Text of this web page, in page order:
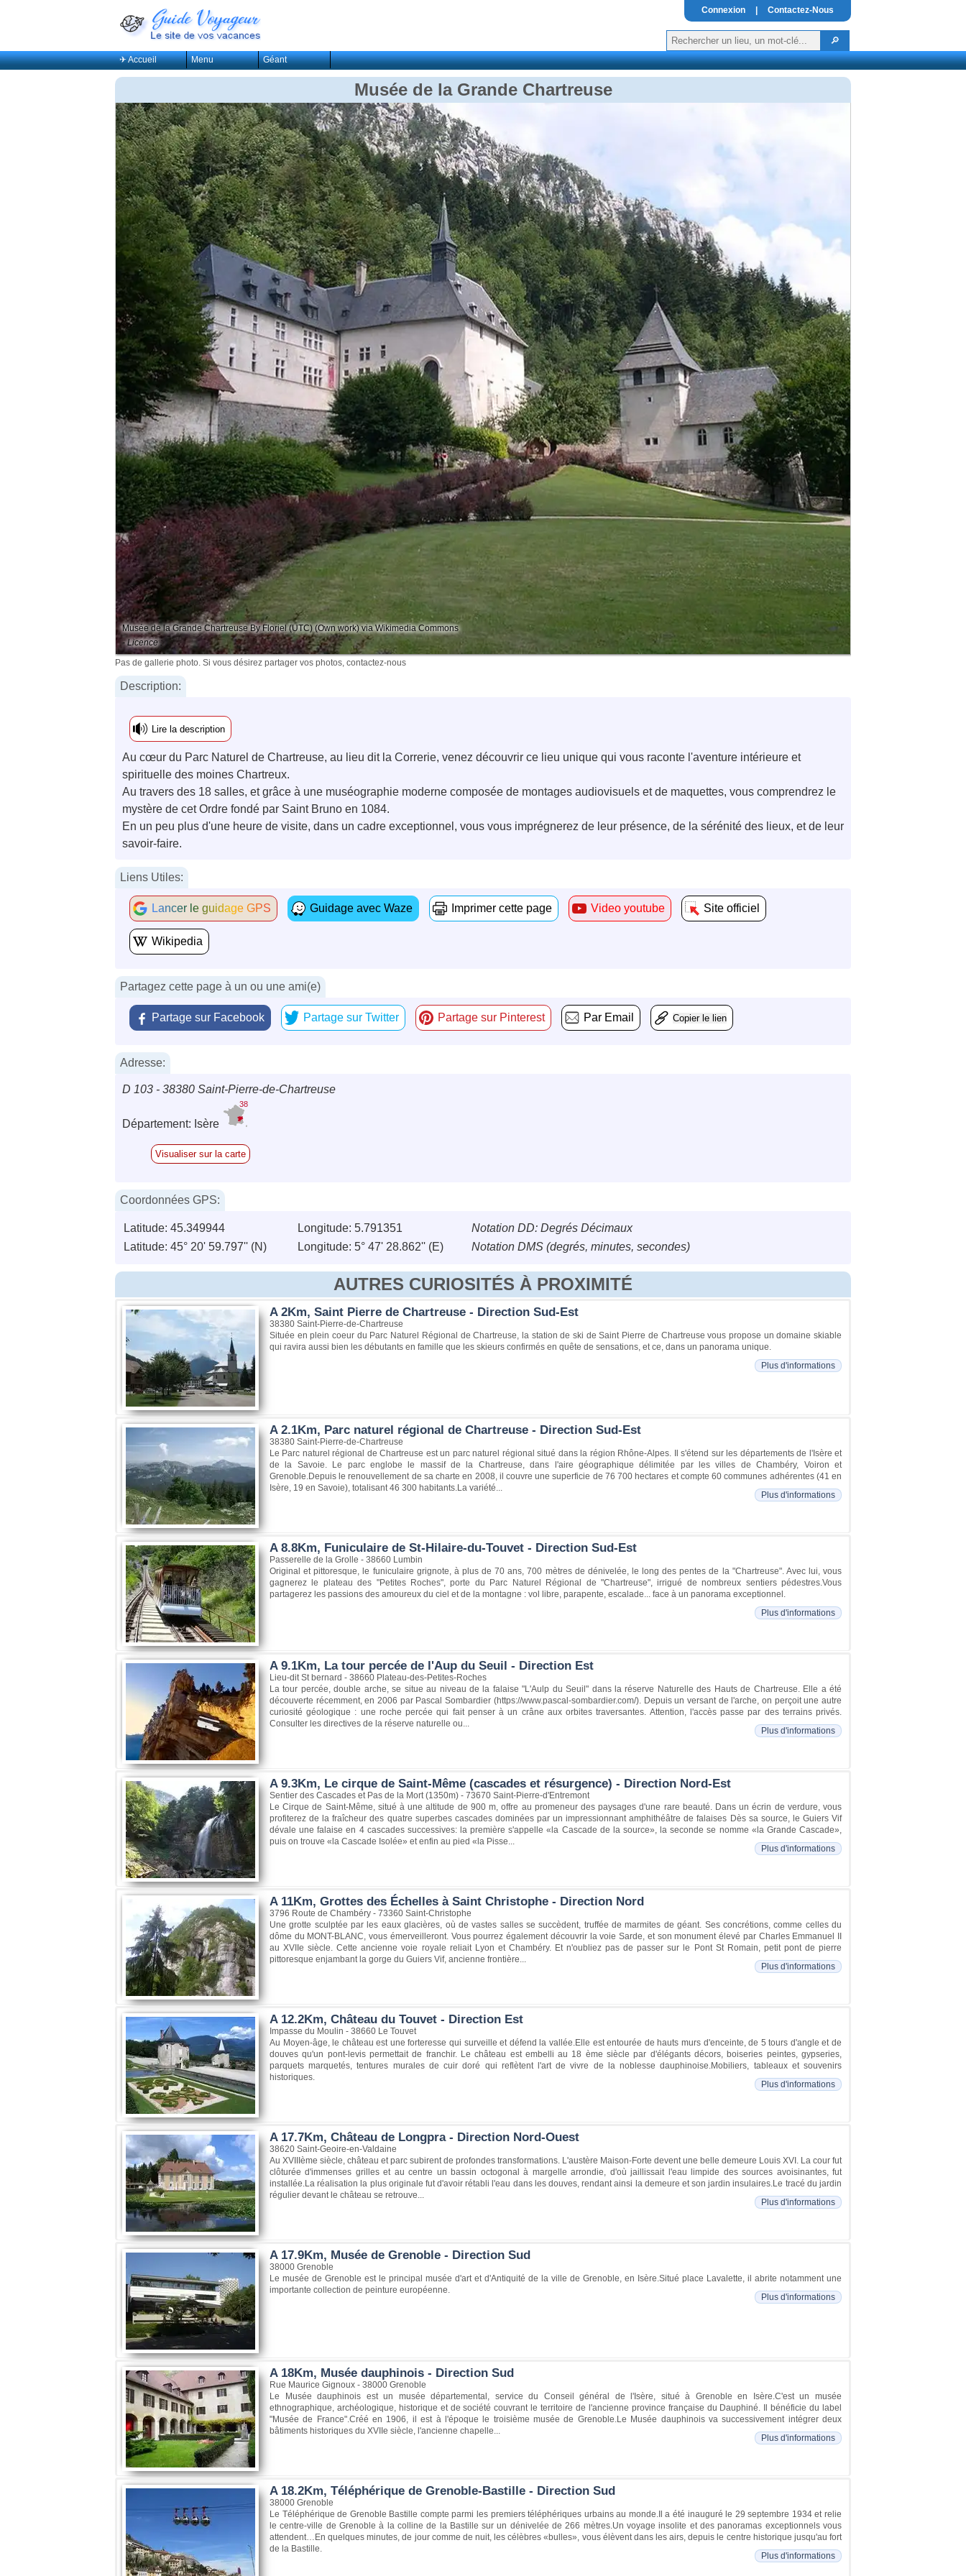
Connexion Contactez-Nous
✈ Accueil Menu Géant
Musée de la Grande Chartreuse
Musée de la Grande Chartreuse By Floriel (UTC) (Own work) via Wikimedia Commons
- Licence :
Pas de gallerie photo. Si vous désirez partager vos photos, contactez-nous
Description:
Lire la description
Au cœur du Parc Naturel de Chartreuse, au lieu dit la Correrie, venez découvrir ce lieu unique qui vous raconte l'aventure intérieure et
spirituelle des moines Chartreux.
Au travers des 18 salles, et grâce à une muséographie moderne composée de montages audiovisuels et de maquettes, vous comprendrez le
mystère de cet Ordre fondé par Saint Bruno en 1084.
En un peu plus d'une heure de visite, dans un cadre exceptionnel, vous vous imprégnerez de leur présence, de la sérénité des lieux, et de leur
savoir-faire.
Liens Utiles:
Lancer le guidage GPS Guidage avec Waze Imprimer cette page Video youtube Site officiel
Wikipedia
Partagez cette page à un ou une ami(e)
Partage sur Facebook Partage sur Twitter Partage sur Pinterest Par Email Copier le lien
Adresse:
D 103 - 38380 Saint-Pierre-de-Chartreuse
Département: Isère
38
Visualiser sur la carte
Coordonnées GPS:
Latitude: 45.349944 Longitude: 5.791351
Notation DD: Degrés Décimaux
Latitude: 45° 20' 59.797'' (N)
Longitude: 5° 47' 28.862'' (E) Notation DMS (degrés, minutes, secondes)
AUTRES CURIOSITÉS À PROXIMITÉ
A 2Km, Saint Pierre de Chartreuse - Direction Sud-Est
38380 Saint-Pierre-de-Chartreuse
Située en plein coeur du Parc Naturel Régional de Chartreuse, la station de ski de Saint Pierre de Chartreuse vous propose un domaine skiable
qui ravira aussi bien les débutants en famille que les skieurs confirmés en quête de sensations, et ce, dans un panorama unique.
Plus d'informations
A 2.1Km, Parc naturel régional de Chartreuse - Direction Sud-Est
38380 Saint-Pierre-de-Chartreuse
Le Parc naturel régional de Chartreuse est un parc naturel régional situé dans la région Rhône-Alpes. Il s'étend sur les départements de l'Isère et
de la Savoie. Le parc englobe le massif de la Chartreuse, dans l'aire géographique délimitée par les villes de Chambéry, Voiron et
Grenoble.Depuis le renouvellement de sa charte en 2008, il couvre une superficie de 76 700 hectares et compte 60 communes adhérentes (41 en
Isère, 19 en Savoie), totalisant 46 300 habitants.La variété...
Plus d'informations
A 8.8Km, Funiculaire de St-Hilaire-du-Touvet - Direction Sud-Est
Passerelle de la Grolle - 38660 Lumbin
Original et pittoresque, le funiculaire grignote, à plus de 70 ans, 700 mètres de dénivelée, le long des pentes de la "Chartreuse". Avec lui, vous
gagnerez le plateau des "Petites Roches", porte du Parc Naturel Régional de "Chartreuse", irrigué de nombreux sentiers pédestres.Vous
partagerez les passions des amoureux du ciel et de la montagne : vol libre, parapente, escalade... face à un panorama exceptionnel.
Plus d'informations
A 9.1Km, La tour percée de l'Aup du Seuil - Direction Est
Lieu-dit St bernard - 38660 Plateau-des-Petites-Roches
La tour percée, double arche, se situe au niveau de la falaise "L'Aulp du Seuil" dans la réserve Naturelle des Hauts de Chartreuse. Elle a été
découverte récemment, en 2006 par Pascal Sombardier (https://www.pascal-sombardier.com/). Depuis un versant de l'arche, on perçoit une autre
curiosité géologique : une roche percée qui fait penser à un crâne aux orbites traversantes. Attention, l'accès passe par des terrains privés.
Consulter les directives de la réserve naturelle ou...
Plus d'informations
A 9.3Km, Le cirque de Saint-Même (cascades et résurgence) - Direction Nord-Est
Sentier des Cascades et Pas de la Mort (1350m) - 73670 Saint-Pierre-d'Entremont
Le Cirque de Saint-Même, situé à une altitude de 900 m, offre au promeneur des paysages d'une rare beauté. Dans un écrin de verdure, vous
profiterez de la fraîcheur des quatre superbes cascades dominées par un impressionnant amphithéâtre de falaises Dès sa source, le Guiers Vif
dévale une falaise en 4 cascades successives: la première s'appelle «la Cascade de la source», la seconde se nomme «la Grande Cascade»,
puis on trouve «la Cascade Isolée» et enfin au pied «la Pisse...
Plus d'informations
A 11Km, Grottes des Échelles à Saint Christophe - Direction Nord
3796 Route de Chambéry - 73360 Saint-Christophe
Une grotte sculptée par les eaux glacières, où de vastes salles se succèdent, truffée de marmites de géant. Ses concrétions, comme celles du
dôme du MONT-BLANC, vous émerveilleront. Vous pourrez également découvrir la voie Sarde, et son monument élevé par Charles Emmanuel II
au XVIIe siècle. Cette ancienne voie royale reliait Lyon et Chambéry. Et n'oubliez pas de passer sur le Pont St Romain, petit pont de pierre
pittoresque enjambant la gorge du Guiers Vif, ancienne frontière...
Plus d'informations
A 12.2Km, Château du Touvet - Direction Est
Impasse du Moulin - 38660 Le Touvet
Au Moyen-âge, le château est une forteresse qui surveille et défend la vallée.Elle est entourée de hauts murs d'enceinte, de 5 tours d'angle et de
douves qu'un pont-levis permettait de franchir. Le château est embelli au 18 ème siècle par d'élégants décors, boiseries peintes, gypseries,
parquets marquetés, tentures murales de cuir doré qui reflètent l'art de vivre de la noblesse dauphinoise.Mobiliers, tableaux et souvenirs
historiques.
Plus d'informations
A 17.7Km, Château de Longpra - Direction Nord-Ouest
38620 Saint-Geoire-en-Valdaine
Au XVIIIème siècle, château et parc subirent de profondes transformations. L'austère Maison-Forte devent une belle demeure Louis XVI. La cour fut
clôturée d'immenses grilles et au centre un bassin octogonal à margelle arrondie, d'où jaillissait l'eau limpide des sources avoisinantes, fut
installée.La réalisation la plus originale fut d'avoir rétabli l'eau dans les douves, rendant ainsi la demeure et son jardin insulaires.Le tracé du jardin
régulier devant le château se retrouve...
Plus d'informations
A 17.9Km, Musée de Grenoble - Direction Sud
38000 Grenoble
Le musée de Grenoble est le principal musée d'art et d'Antiquité de la ville de Grenoble, en Isère.Situé place Lavalette, il abrite notamment une
importante collection de peinture européenne.
Plus d'informations
A 18Km, Musée dauphinois - Direction Sud
Rue Maurice Gignoux - 38000 Grenoble
Le Musée dauphinois est un musée départemental, service du Conseil général de l'Isère, situé à Grenoble en Isère.C'est un musée
ethnographique, archéologique, historique et de société couvrant le territoire de l'ancienne province française du Dauphiné. Il bénéficie du label
"Musée de France".Créé en 1906, il est à l'époque le troisième musée de Grenoble.Le Musée dauphinois va successivement intégrer deux
bâtiments historiques du XVIIe siècle, l'ancienne chapelle...
Plus d'informations
A 18.2Km, Téléphérique de Grenoble-Bastille - Direction Sud
38000 Grenoble
Le Téléphérique de Grenoble Bastille compte parmi les premiers téléphériques urbains au monde.Il a été inauguré le 29 septembre 1934 et relie
le centre-ville de Grenoble à la colline de la Bastille sur un dénivelée de 266 mètres.Un voyage insolite et des panoramas exceptionnels vous
attendent…En quelques minutes, de jour comme de nuit, les célèbres «bulles», vous élèvent dans les airs, depuis le centre historique jusqu'au fort
de la Bastille.
Plus d'informations